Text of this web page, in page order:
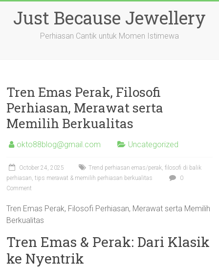
contentJust Because Jewellery
Perhiasan Cantik untuk Momen Istimewa
Tren Emas Perak, Filosofi
Perhiasan, Merawat serta
Memilih Berkualitas
okto88blog@gmail.com Uncategorized
October 24, 2025
Trend perhiasan emas/perak, filosofi di balik
perhiasan, tips merawat & memilih perhiasan berkualitas
0
Comment
Tren Emas Perak, Filosofi Perhiasan, Merawat serta Memilih
Berkualitas
Tren Emas & Perak: Dari Klasik
ke Nyentrik